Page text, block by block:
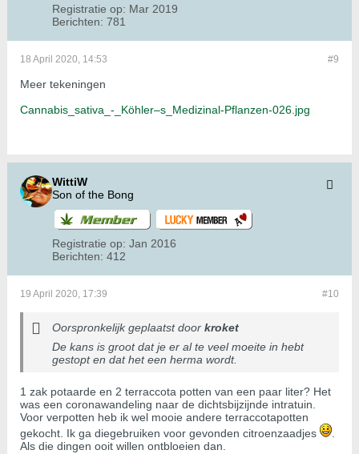
Registratie op: Mar 2019
Berichten: 781
#9
18 April 2020, 14:53
Meer tekeningen
Cannabis_sativa_-_Köhler–s_Medizinal-Pflanzen-026.jpg
WittiW
Son of the Bong
Registratie op: Jan 2016
Berichten: 412
#10
19 April 2020, 17:39
Oorspronkelijk geplaatst door kroket
De kans is groot dat je er al te veel moeite in hebt
gestopt en dat het een herma wordt.
1 zak potaarde en 2 terraccota potten van een paar liter? Het
was een coronawandeling naar de dichtsbijzijnde intratuin.
Voor verpotten heb ik wel mooie andere terraccotapotten
gekocht. Ik ga diegebruiken voor gevonden citroenzaadjes
Als die dingen ooit willen ontbloeien dan.